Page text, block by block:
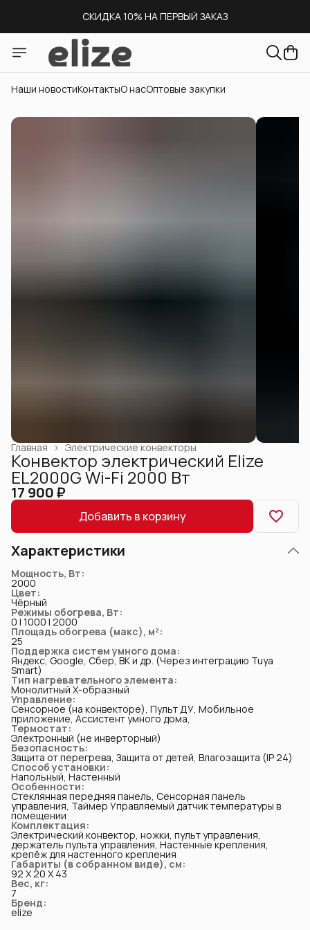
СКИДКА 10% НА ПЕРВЫЙ ЗАКАЗ
СКЛАД В МОСКВЕ
ДОСТАВКА ПО ВСЕЙ РОССИИ
Наши новостиКонтактыО насОптовые закупки
Электрические конвекторы
Главная ›
Конвектор электрический Elize
EL2000G Wi-Fi 2000 Вт
17 900 ₽
Добавить в корзину
Характеристики
Мощность, Вт:
2000
Цвет:
Чёрный
Режимы обогрева, Вт:
0 l 1000 l 2000
Площадь обогрева (макс), м²:
25
Поддержка систем умного дома:
Яндекс, Google, Сбер, ВК и др. (Через интеграцию Tuya
Smart)
Тип нагревательного элемента:
Монолитный Х-образный
Управление:
Сенсорное (на конвекторе), Пульт ДУ, Мобильное
приложение, Ассистент умного дома,
Термостат:
Электронный (не инверторный)
Безопасность:
Защита от перегрева, Защита от детей, Влагозащита (IP 24)
Способ установки:
Напольный, Настенный
Особенности:
Стеклянная передняя панель, Сенсорная панель
управления, Таймер Управляемый датчик температуры в
помещении
Комплектация:
Электрический конвектор, ножки, пульт управления,
держатель пульта управления, Настенные крепления,
крепёж для настенного крепления
Габариты (в собранном виде), см:
92 X 20 X 43
Вес, кг:
7
Бренд:
elize